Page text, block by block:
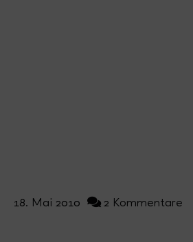
18. Mai 2010 2 Kommentare